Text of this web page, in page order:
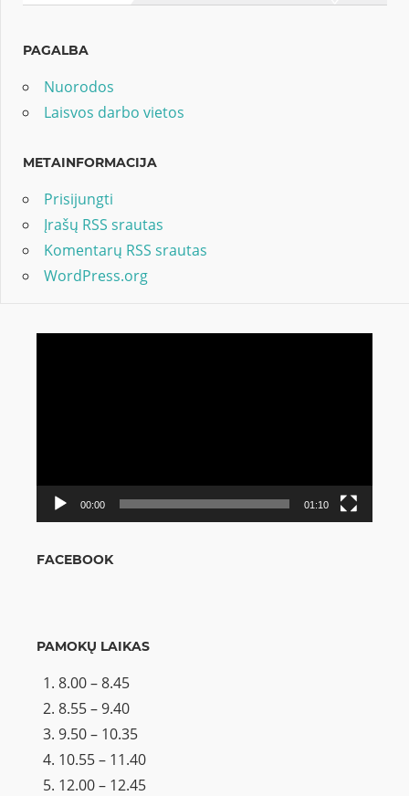
PAGALBA
Nuorodos
Laisvos darbo vietos
METAINFORMACIJA
Prisijungti
Įrašų RSS srautas
Komentarų RSS srautas
WordPress.org
00:00 01:10
FACEBOOK
PAMOKŲ LAIKAS
8.00 – 8.45
8.55 – 9.40
9.50 – 10.35
10.55 – 11.40
12.00 – 12.45